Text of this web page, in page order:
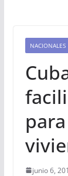
NACIONALES
junio 6,